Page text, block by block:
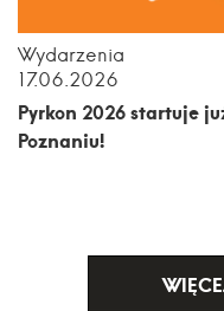
Wydarzenia
17.06.2026
Pyrkon 2026 startuje
Poznaniu!